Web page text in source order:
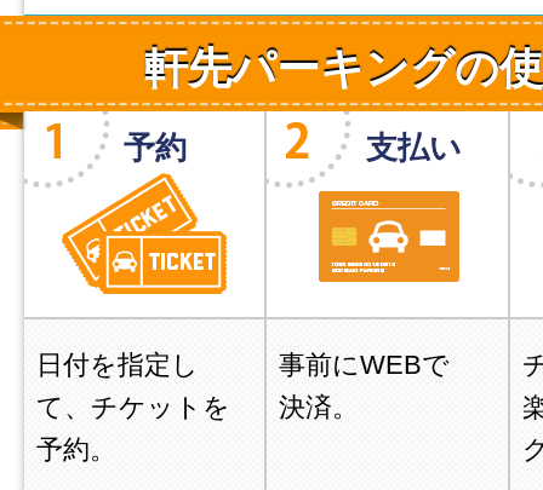
軒先パーキングの
予約
日付を指定し
て、チケットを
予約。
支払い
事前にWEBで
決済。